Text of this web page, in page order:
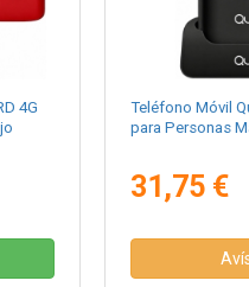
4G
Teléfono Móvil
para Personas
31,75 €